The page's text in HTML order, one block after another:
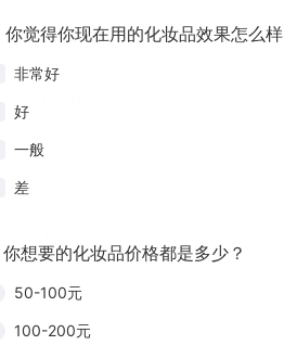
你觉得你现在用的化妆品效果怎么样
非常好
好
一般
差
你想要的化妆品价格都是多少？
50-100元
100-200元